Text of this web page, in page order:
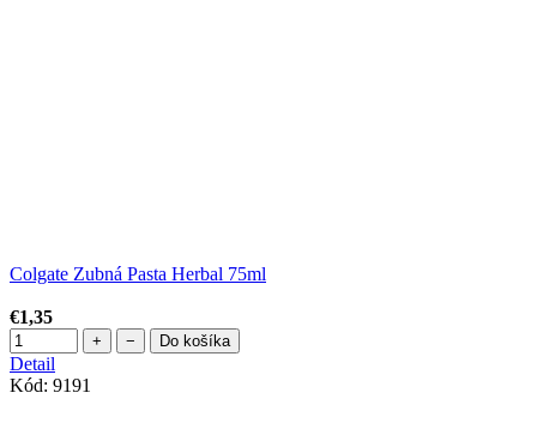
Colgate Zubná Pasta Herbal 75ml
€1,35
+ − Do košíka
Detail
Kód: 9191